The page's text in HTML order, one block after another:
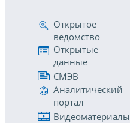
Открытое
ведомство
Открытые
данные
СМЭВ
Аналитический
портал
Видеоматериалы